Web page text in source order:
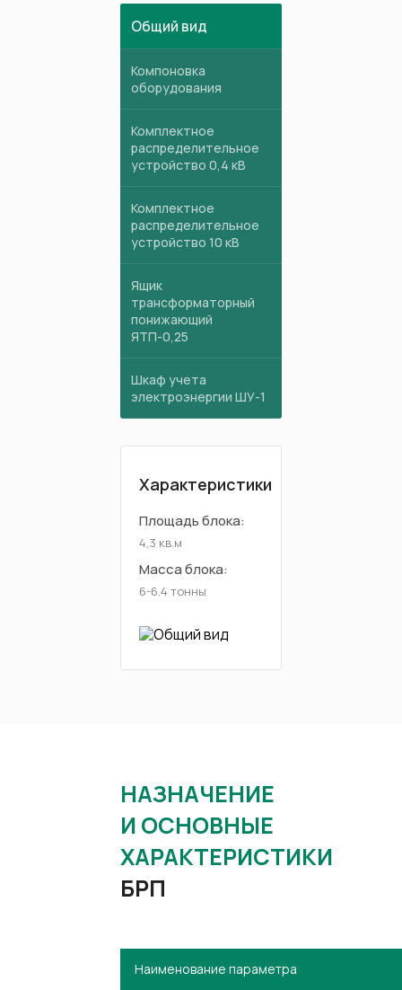
Общий вид
Компоновка
оборудования
Комплектное
распределительное
устройство 0,4 кВ
Комплектное
распределительное
устройство 10 кВ
Ящик
трансформаторный
понижающий
ЯТП-0,25
Шкаф учета
электроэнергии ШУ-1
Характеристики
Площадь блока:
4,3 кв.м
Масса блока:
6-6.4 тонны
НАЗНАЧЕНИЕ
И ОСНОВНЫЕ
ХАРАКТЕРИСТИКИ
БРП
Наименование параметра